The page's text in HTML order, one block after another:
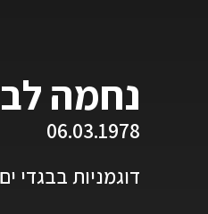
נחמה לב
06.03.1978
דוגמניות בבגדי